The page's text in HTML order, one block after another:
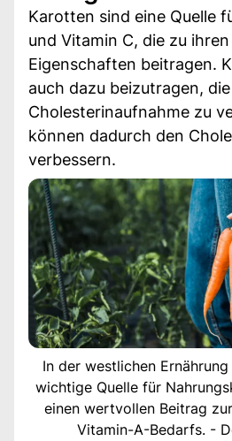
Karotten sind eine Quelle
und Vitamin C, die zu
Eigenschaften beitragen.
auch dazu beizutragen, die
Cholesterinaufnahme zu
können dadurch den
verbessern.
In der westlichen
wichtige Quelle für
einen wertvollen Beitrag
Vitamin-A-Bedarfs. -